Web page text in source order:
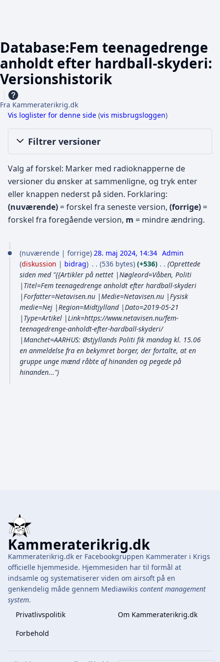
Database:Fem teenagedrenge
anholdt efter hardball-skyderi:
Versionshistorik
Fra Kammeraterikrig.dk
Vis loglister for denne side (vis misbrugsloggen)
Filtrer versioner
Valg af forskel: Marker med radioknapperne de
versioner du ønsker at sammenligne, og tryk enter
eller knappen nederst på siden. Forklaring:
(nuværende) = forskel fra seneste version, (forrige) =
forskel fra foregående version, m = mindre ændring.
2
nuværende forrige 28. maj 2024, 14:34 Admin
diskussion
bidrag 536 bytes +536
Oprettede
siden med "{{Artikler på nettet |Nøgleord=Våben, Politi
|Titel=Fem teenagedrenge anholdt efter hardball-skyderi
|Forfatter=Netavisen.nu |Medie=Netavisen.nu |Fysisk
medie=Nej |Region=Midtjylland |Dato=2019-05-21
|Type=Artikel |Link=https://www.netavisen.nu/fem-
teenagedrenge-anholdt-efter-hardball-skyderi/
|Manchet=AARHUS: Østjyllands Politi fik mandag kl. 15.06
en anmeldelse fra en bekymret borger, der fortalte, at en
gruppe unge mænd råbte af hinanden og pegede på
hinanden..."
Kammeraterikrig.dk
Kammeraterikrig.dk er Facebookgruppen Kammerater i Krigs
officielle hjemmeside. Hjemmesiden har til formål at
indsamle og systematiserer viden om airsoft på en
genkendelig måde gennem Mediawikis content management
system.
Privatlivspolitik
Om Kammeraterikrig.dk
Forbehold